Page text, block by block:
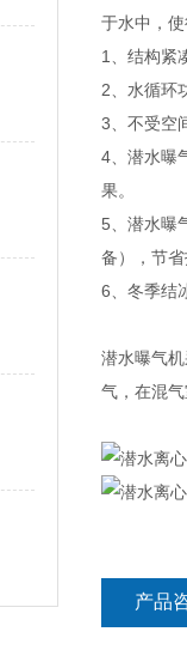
于水中，
1、结构紧
2、水循环
3、不受空
4、潜水曝
果。
5、潜水曝
备），节
6、冬季结
潜水曝气
气，在混
产品